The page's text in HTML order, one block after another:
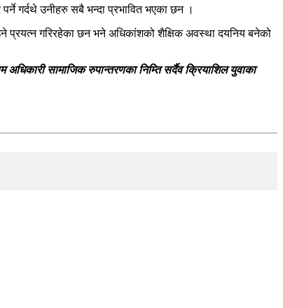
गर्दथे उनीहरु सबै भन्दा प्रभावित भएका छन ।
प्रयत्न गरिरहेका छन भने अधिकांशको शैक्षिक अवस्था दयनिय बनेको
सामाजिक रुपान्तरणका निम्ति सर्दैव क्रियाशिल युवाका